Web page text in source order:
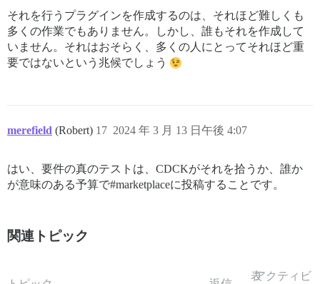
それを行うプラグインを作成するのは、それほど難しくも
多くの作業でもありません。しかし、誰もそれを作成して
いません。それはおそらく、多くの人にとってそれほど重
要ではないという兆候でしょう
merefield (Robert) 2024 年 3 月 13 日午後 4:07
17
はい、要件の真のテストは、CDCKがそれを拾うか、誰か
が意味のある予算で#marketplaceに投稿することです。
関連トピック
表
アクティビ